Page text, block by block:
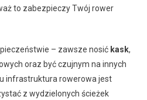
to zabezpieczy Twój rower
– zawsze nosić kask,
oraz być czujnym na innych
infrastruktura rowerowa jest
z wydzielonych ścieżek